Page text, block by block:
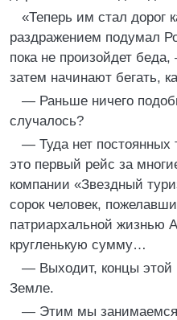
«Теперь им стал дорог
раздражением подумал
пока не произойдет
затем начинают бегать,
— Раньше ничего
случалось?
— Туда нет постоянных
это первый рейс за
компании «Звездный
сорок человек,
патриархальной жизнью
кругленькую сумму…
— Выходит, концы этой
Земле.
— Этим мы